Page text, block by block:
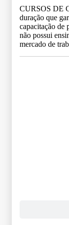
CURSOS DE
duração que
capacitação de
não possui
mercado de